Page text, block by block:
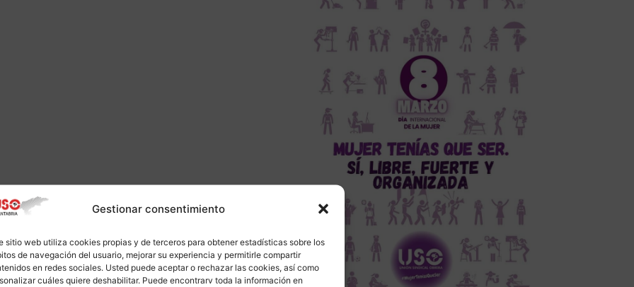
Gestionar consentimiento
sitio web utiliza cookies propias y de terceros para obtener estadísticas sobre los
de navegación del usuario, mejorar su experiencia y permitirle compartir
en redes sociales. Usted puede aceptar o rechazar las cookies, así como
cuáles quiere deshabilitar. Puede encontrarv toda la información en